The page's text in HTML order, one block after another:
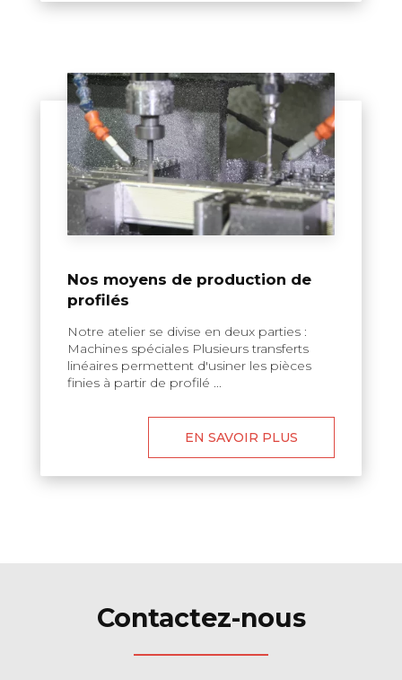
Nos moyens de production de
profilés
Notre atelier se divise en deux parties :
Machines spéciales Plusieurs transferts
linéaires permettent d'usiner les pièces
finies à partir de profilé ...
EN SAVOIR PLUS
Contactez-nous